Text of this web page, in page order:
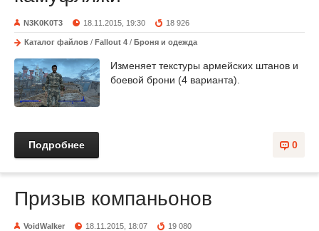
N3K0K0T3 18.11.2015, 19:30 18 926
Каталог файлов / Fallout 4 / Броня и одежда
Изменяет текстуры армейских штанов и
боевой брони (4 варианта).
0
Подробнее
Призыв компаньонов
VoidWalker 18.11.2015, 18:07 19 080